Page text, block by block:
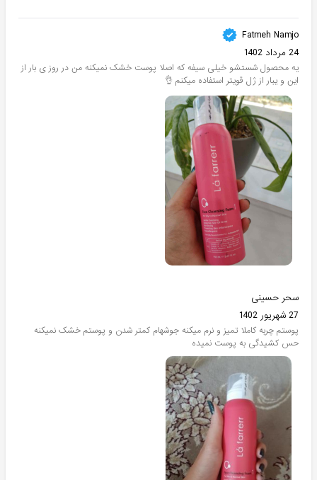
Fatmeh Namjo
24 مرداد 1402
یه محصول شستشو خیلی سیفه که اصلا پوست خشک نمیکنه من در روز ی بار از
این و یبار از ژل قویتر استفاده میکنم 👌
سحر حسینی
27 شهریور 1402
پوستم چربه کاملا تمیز و نرم میکنه جوشهام کمتر شدن و پوستم خشک نمیکنه
حس کشیدگی به پوست نمیده